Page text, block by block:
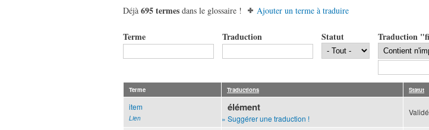
Déjà 695 termes dans le glossaire ! Ajouter un terme à traduire
Terme Traduction Statut Traduction
Terme Traductions Statut
item
Lien
élément
» Suggérer une traduction !
Validé